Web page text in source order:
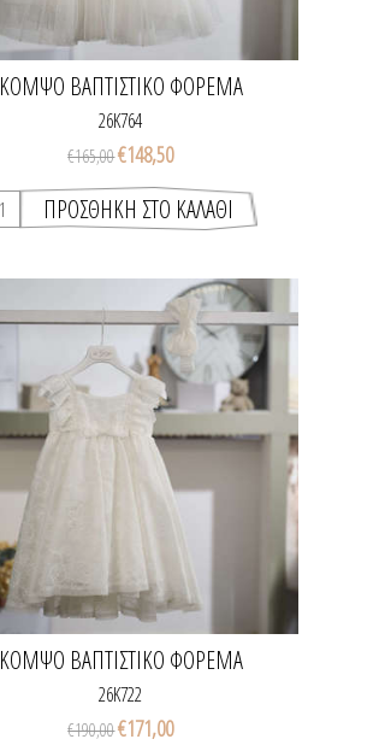
ΚΟΜΨΌ ΒΑΠΤΙΣΤΙΚΌ ΦΌΡΕΜΑ
26K764
€165,00€148,50
ΚΟΜΨΌ ΒΑΠΤΙΣΤΙΚΌ ΦΌΡΕΜΑ
26K722
€190,00€171,00